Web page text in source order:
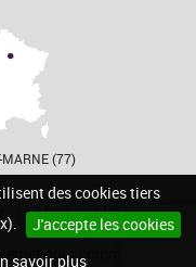
des cookies tiers
J'accepte les cookies
savoir plus
MARNE (77)
Mentions légales
pour communes